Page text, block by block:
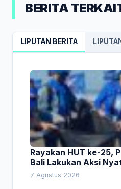
BERITA
LIPUTAN BERITA
Rayakan HUT ke-25,
Bali Lakukan Aksi
Lingkungan
7 Agustus 2026